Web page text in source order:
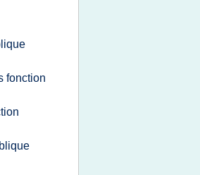
fonction